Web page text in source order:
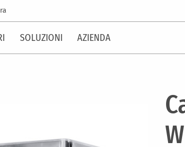
SOLUZIONI AZIENDA